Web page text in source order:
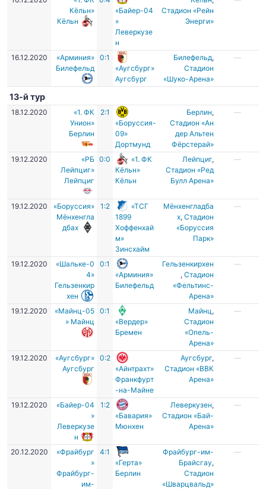
Кёльн»
Кёльн
«Байер-04
»
Леверкузе
н
Стадион «Рейн
Энерги»
16.12.2020
«Арминия»
Билефельд
0:1
«Аугсбург»
Аугсбург
Билефельд,
Стадион
«Шуко-Арена»
—
13-й тур
18.12.2020
«1. ФК
Унион»
Берлин
2:1
«Боруссия-
09»
Дортмунд
Берлин,
Стадион «Ан
дер Альтен
Фёрстерай»
—
19.12.2020
«РБ
Лейпциг»
Лейпциг
0:0
«1. ФК
Кёльн»
Кёльн
Лейпциг,
Стадион «Ред
Булл Арена»
—
19.12.2020
«Боруссия»
Мёнхенгла
дбах
1:2
«ТСГ
1899
Хоффенхай
м»
Зинсхайм
Мёнхенгладба
х,Стадион
«Боруссия
Парк»
—
19.12.2020
«Шальке-0
4»
Гельзенкир
хен
0:1
«Арминия»
Билефельд
Гельзенкирхен
,Стадион
«Фельтинс-
Арена»
—
19.12.2020
«Майнц-05
» Майнц
0:1
«Вердер»
Бремен
Майнц ,
Стадион
«Опель-
Арена»
—
19.12.2020
«Аугсбург»
Аугсбург
0:2
«Айнтрахт»
Франкфурт
-на-Майне
Аугсбург,
Стадион «ВВК
Арена»
—
19.12.2020
«Байер-04
»
Леверкузе
н
1:2
«Бавария»
Мюнхен
Леверкузен,
Стадион «Бай-
Арена»
—
20.12.2020
«Фрайбург
»
Фрайбург-
им-
4:1
«Герта»
Берлин
Фрайбург-им-
Брайсгау,
Стадион
«Шварцвальд»
—